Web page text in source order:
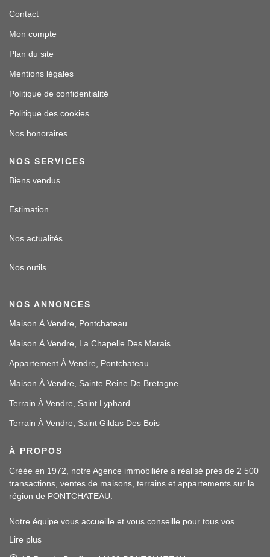
Contact
Mon compte
Plan du site
Mentions légales
Politique de confidentialité
Politique des cookies
Nos honoraires
NOS SERVICES
Biens vendus
Estimation
Nos actualités
Nos outils
NOS ANNONCES
Maison À Vendre, Pontchateau
Maison À Vendre, La Chapelle Des Marais
Appartement À Vendre, Pontchateau
Maison À Vendre, Sainte Reine De Bretagne
Terrain À Vendre, Saint Lyphard
Terrain À Vendre, Saint Gildas Des Bois
À PROPOS
Créée en 1972, notre Agence immobilière a réalisé près de 2 500
transactions, ventes de maisons, terrains et appartements sur la
région de PONTCHATEAU.
Notre équipe vous accueille et vous conseille pour tous vos
Notre assistante, Malory PINTE, sera à votre écoute et vous
Lire plus